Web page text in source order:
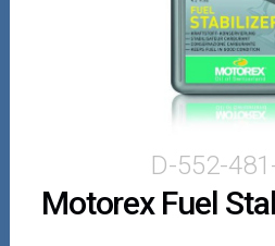
Öljyt ja kemikaalit
D-552-
Motorex Fuel